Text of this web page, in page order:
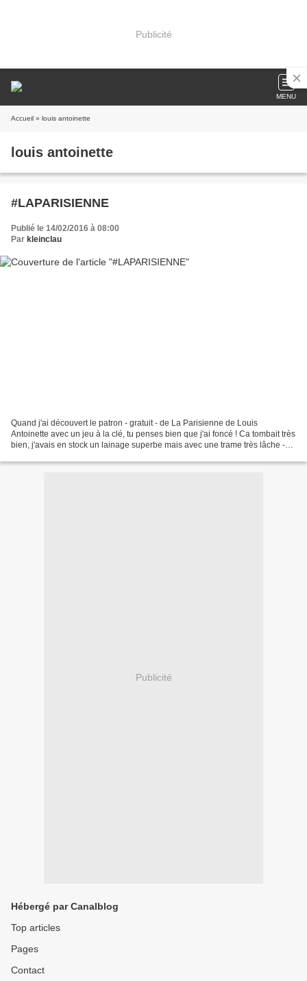
Publicité
MENU
Accueil » louis antoinette
louis antoinette
#LAPARISIENNE
Publié le 14/02/2016 à 08:00
Par kleinclau
Quand j'ai découvert le patron - gratuit - de La Parisienne de Louis
Antoinette avec un jeu à la clé, tu penses bien que j'ai foncé ! Ca tombait très
bien, j'avais en stock un lainage superbe mais avec une trame très lâche -
Publicité
Hébergé par Canalblog
Top articles
Pages
Contact